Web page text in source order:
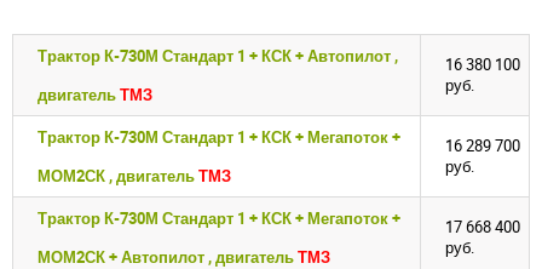
Трактор К-730М Стандарт 1 + КСК + Автопилот ,
двигательТМЗ
16 380 100
руб.
Трактор К-730М Стандарт 1 + КСК + Мегапоток +
МОМ2СК , двигательТМЗ
16 289 700
руб.
Трактор К-730М Стандарт 1 + КСК + Мегапоток +
МОМ2СК + Автопилот , двигательТМЗ
17 668 400
руб.